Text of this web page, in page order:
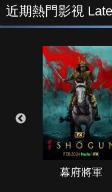
近期熱門影視
幕府將軍